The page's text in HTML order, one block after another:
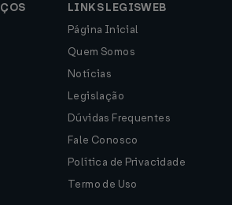
LINKS LEGISWEB
Página Inicial
Quem Somos
Notícias
Legislação
Dúvidas Frequentes
Fale Conosco
Política de Privacidade
Termo de Uso